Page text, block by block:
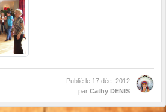
Publié le 17 déc. 2012
par Cathy DENIS